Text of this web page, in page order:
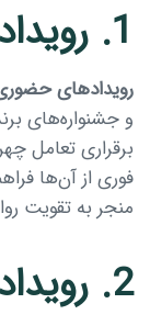
1. رویدادهای حضوری
رویدادهای
و جشنواره‌های
برقراری تعامل
فوری از آن‌ها
منجر به تقویت
2. رویدادهای مجازی